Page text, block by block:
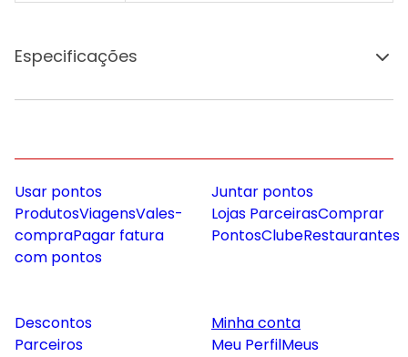
Especificações
Usar pontos
ProdutosViagensVales-
compraPagar fatura
com pontos
Juntar pontos
Lojas ParceirasComprar
PontosClubeRestaurantes
Descontos
Parceiros
Minha conta
Meu PerfilMeus